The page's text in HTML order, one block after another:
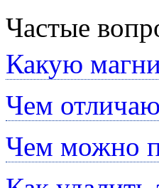
Частые
Какую
Чем
Чем можно